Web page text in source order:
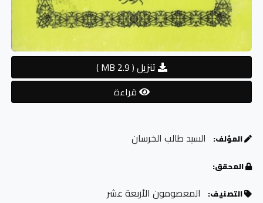
تنزيل( 2.9 MB )
قراءة
المؤلف: السيد طالب الخرسان
المحقق:
التصنيف:
المعصومون الأربعة عشر